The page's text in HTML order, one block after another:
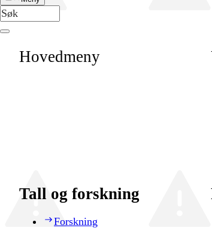
Hovedmeny
Tall og forskning
Forskning